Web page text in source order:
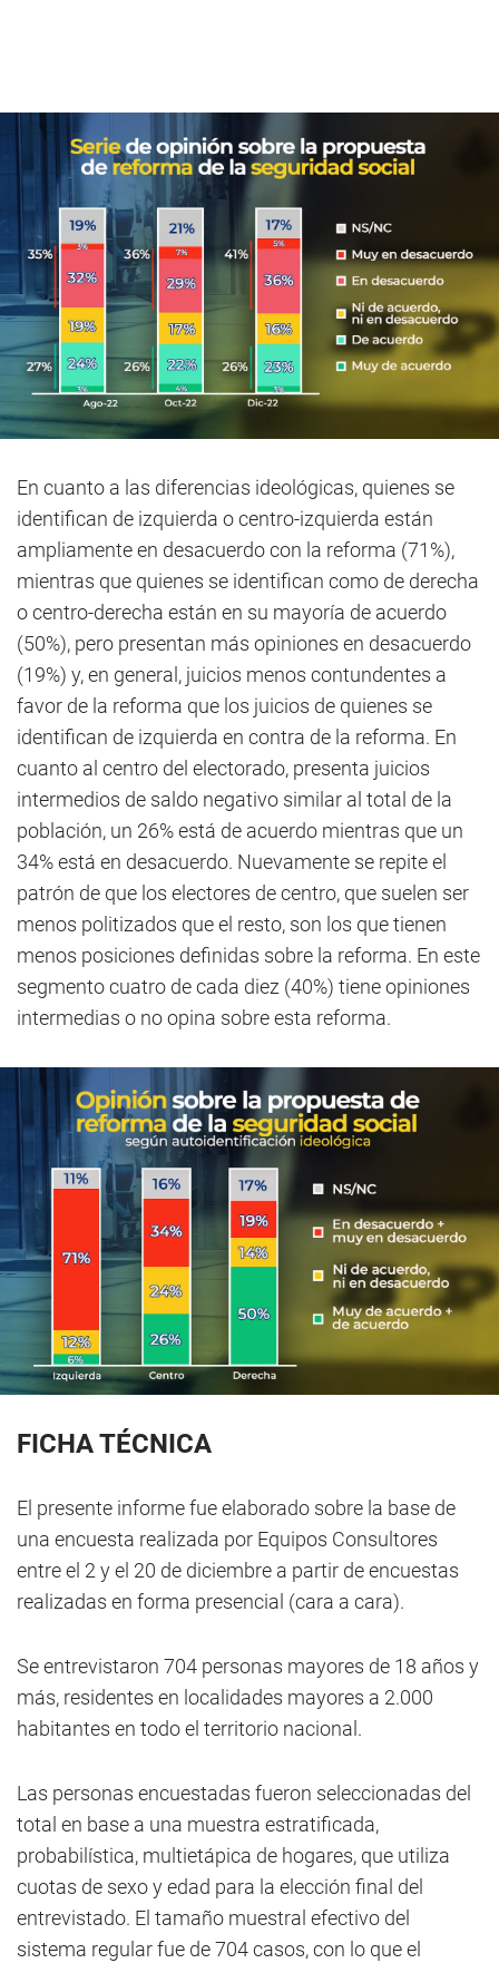
En cuanto a las diferencias ideológicas, quienes se
identifican de izquierda o centro-izquierda están
ampliamente en desacuerdo con la reforma (71%),
mientras que quienes se identifican como de derecha
o centro-derecha están en su mayoría de acuerdo
(50%), pero presentan más opiniones en desacuerdo
(19%) y, en general, juicios menos contundentes a
favor de la reforma que los juicios de quienes se
identifican de izquierda en contra de la reforma. En
cuanto al centro del electorado, presenta juicios
intermedios de saldo negativo similar al total de la
población, un 26% está de acuerdo mientras que un
34% está en desacuerdo. Nuevamente se repite el
patrón de que los electores de centro, que suelen ser
menos politizados que el resto, son los que tienen
menos posiciones definidas sobre la reforma. En este
segmento cuatro de cada diez (40%) tiene opiniones
intermedias o no opina sobre esta reforma.
FICHA TÉCNICA
El presente informe fue elaborado sobre la base de
una encuesta realizada por Equipos Consultores
entre el 2 y el 20 de diciembre a partir de encuestas
realizadas en forma presencial (cara a cara).
Se entrevistaron 704 personas mayores de 18 años y
más, residentes en localidades mayores a 2.000
habitantes en todo el territorio nacional.
Las personas encuestadas fueron seleccionadas del
total en base a una muestra estratificada,
probabilística, multietápica de hogares, que utiliza
cuotas de sexo y edad para la elección final del
entrevistado. El tamaño muestral efectivo del
sistema regular fue de 704 casos, con lo que el